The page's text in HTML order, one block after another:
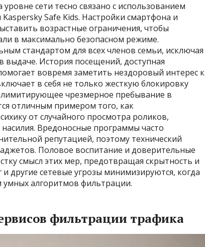
сети тесно связано с использованием
Safe Kids. Настройки смартфона и
возрастные ограничения, чтобы
в максимально безопасном режиме.
стандартом для всех членов семьи, исключая
выдаче. История посещений, доступная
вовремя заметить нездоровый интерес к
в себя не только жесткую блокировку
чрезмерное пребывание в
отличным примером того, как
от случайного просмотра роликов,
Вредоносные программы часто
репутацией, поэтому технический
Половое воспитание и доверительные
смысл этих мер, предотвращая скрытность и
другие сетевые угрозы минимизируются, когда
умных алгоритмов фильтрации.
фильтрации трафика